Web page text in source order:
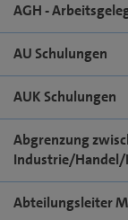
AGH -
AU Schulungen
AUK Schulungen
Abgrenzung
Industrie/
Abteilungsleiter